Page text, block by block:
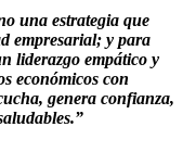
una estrategia que
empresarial; y para
liderazgo empático y
económicos con
genera confianza,